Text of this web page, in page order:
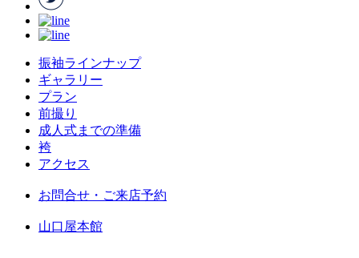
振袖ラインナップ
ギャラリー
プラン
前撮り
成人式までの準備
袴
アクセス
お問合せ・ご来店予約
山口屋本館